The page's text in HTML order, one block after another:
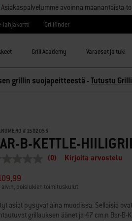
Asiakaspalvelumme avoinna maanantaista-
lahjakortti Grillfinder
Grill Academy Varaosat ja tuki
grillin suojapeitteestä -Tutustu
# 1502055
B-KETTLE-
(0) Kirjoita arvostelu
alv:n, poislukien toimituskulut
asiat pysyvät aina muodissa. Sellaisia
grillauksen äänet ja 47 cm:n Bar-